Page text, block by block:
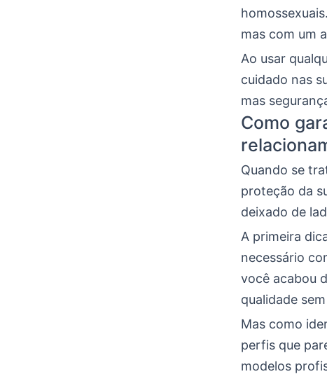
mas com um
Ao usar
cuidado nas
mas
Como
Quando se
proteção da
deixado de
A primeira
necessário
você acabou
qualidade
Mas como
perfis que
modelos